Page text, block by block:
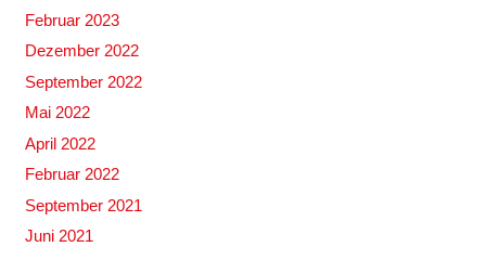
Februar 2023
Dezember 2022
September 2022
Mai 2022
April 2022
Februar 2022
September 2021
Juni 2021